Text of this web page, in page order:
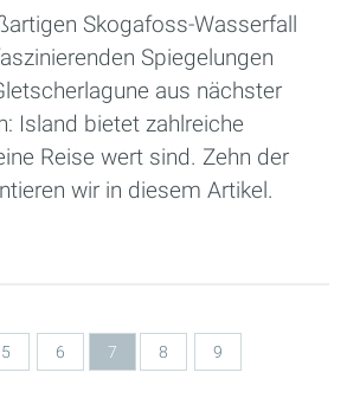
Skogafoss-Wasserfall
Spiegelungen
aus nächster
Island bietet zahlreiche
Reise wert sind. Zehn der
wir in diesem Artikel.
5 6 7 8 9